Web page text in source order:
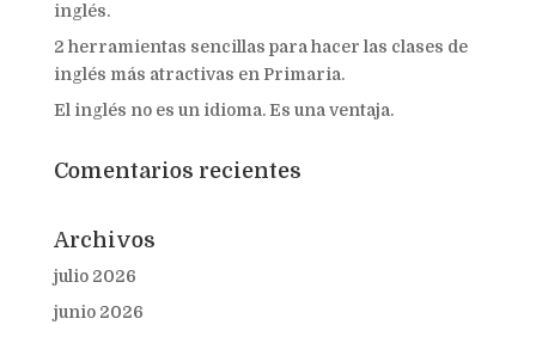
inglés.
2 herramientas sencillas para hacer las clases de
inglés más atractivas en Primaria.
El inglés no es un idioma. Es una ventaja.
Comentarios recientes
Archivos
julio 2026
junio 2026